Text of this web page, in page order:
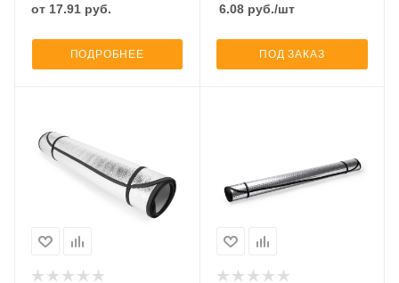
от 17.91 руб.
ПОДРОБНЕЕ
6.08руб./шт
ПОД ЗАКАЗ